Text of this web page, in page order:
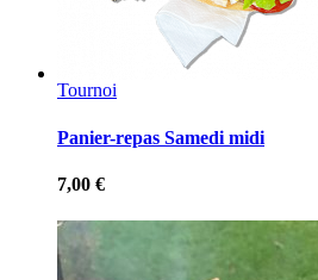
Tournoi
Panier-repas Samedi midi
7,00 €